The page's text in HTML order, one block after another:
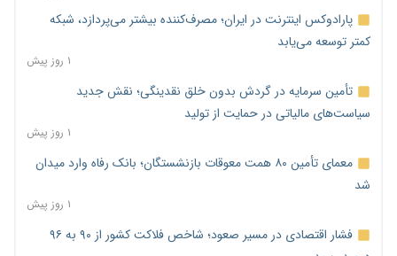
پارادوکس اینترنت در ایران؛ مصرف‌کننده بیشتر می‌پردازد، شبکه
کمتر توسعه می‌یابد
۱ روز پیش
تأمین سرمایه در گردش بدون خلق نقدینگی؛ نقش جدید
سیاست‌های مالیاتی در حمایت از تولید
۱ روز پیش
معمای تأمین ۸۰ همت معوقات بازنشستگان؛ بانک رفاه وارد میدان
شد
۱ روز پیش
فشار اقتصادی در مسیر صعود؛ شاخص فلاکت کشور از ۹۰ به ۹۶